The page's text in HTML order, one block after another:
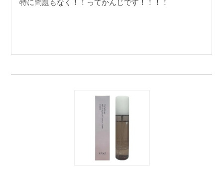
特に問題もなく！！ってかんじです！！！！